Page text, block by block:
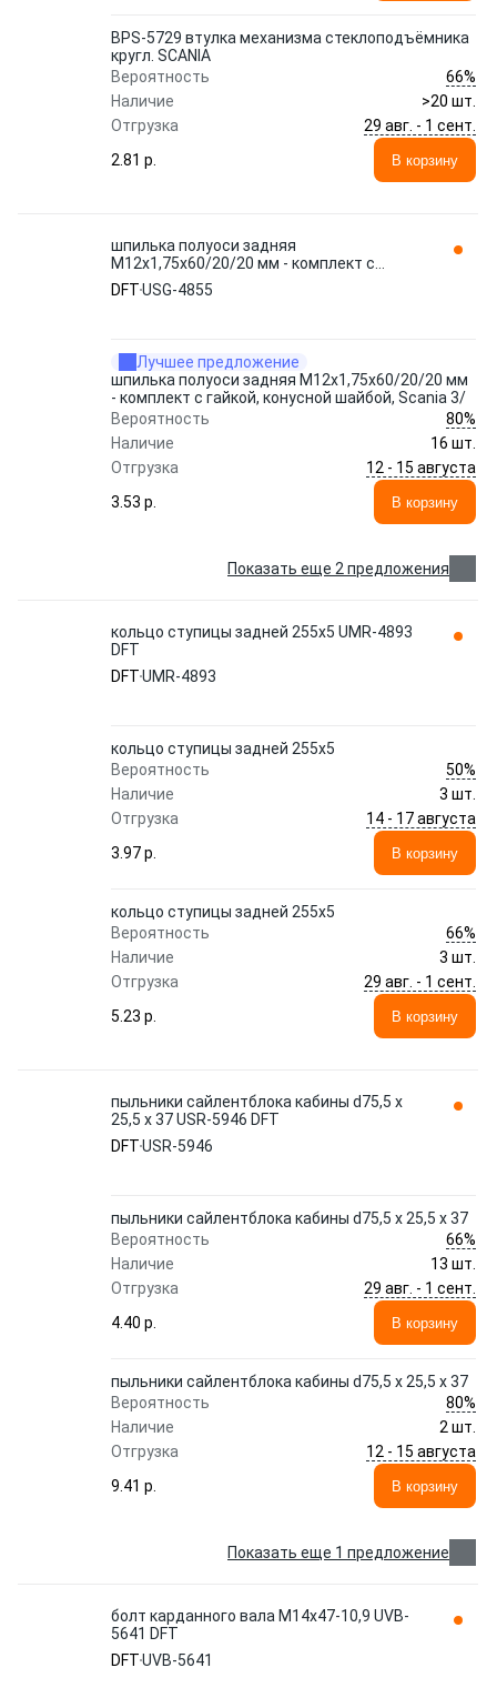
BPS-5729 втулка механизма стеклоподъёмника
кругл. SCANIA
Вероятность
66%
Наличие
>20 шт.
Отгрузка
29 авг. - 1 сент.
2.81 p.
В корзину
шпилька полуоси задняя
M12x1,75х60/20/20 мм - комплект с
гайкой, конусной шайбой, Scania 3/ USG-
4855 DFT
DFTUSG-4855
Лучшее предложение
шпилька полуоси задняя M12x1,75х60/20/20 мм
- комплект с гайкой, конусной шайбой, Scania 3/
Вероятность
80%
Наличие
16 шт.
Отгрузка
12 - 15 августа
3.53 p.
В корзину
Показать еще 2 предложения
кольцо ступицы задней 255х5 UMR-4893
DFT
DFTUMR-4893
кольцо ступицы задней 255х5
Вероятность
50%
Наличие
3 шт.
Отгрузка
14 - 17 августа
3.97 p.
В корзину
кольцо ступицы задней 255х5
Вероятность
66%
Наличие
3 шт.
Отгрузка
29 авг. - 1 сент.
5.23 p.
В корзину
пыльники сайлентблока кабины d75,5 x
25,5 x 37 USR-5946 DFT
DFTUSR-5946
пыльники сайлентблока кабины d75,5 x 25,5 x 37
Вероятность
66%
Наличие
13 шт.
Отгрузка
29 авг. - 1 сент.
4.40 p.
В корзину
пыльники сайлентблока кабины d75,5 x 25,5 x 37
Вероятность
80%
Наличие
2 шт.
Отгрузка
12 - 15 августа
9.41 p.
В корзину
Показать еще 1 предложение
болт карданного вала М14х47-10,9 UVB-
5641 DFT
DFTUVB-5641